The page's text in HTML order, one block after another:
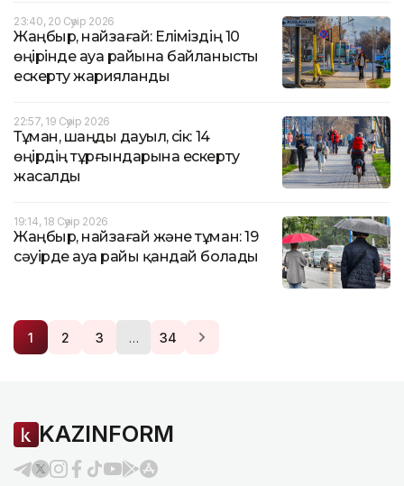
23:40, 20 Сәуір 2026
Жаңбыр, найзағай: Еліміздің 10
өңірінде ауа райына байланысты
ескерту жарияланды
22:57, 19 Сәуір 2026
Тұман, шаңды дауыл, үсік: 14
өңірдің тұрғындарына ескерту
жасалды
19:14, 18 Сәуір 2026
Жаңбыр, найзағай және тұман: 19
сәуірде ауа райы қандай болады
1 2 3 … 34
KAZINFORM